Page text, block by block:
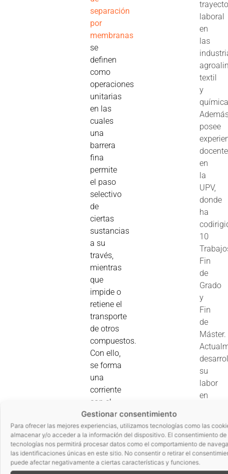
Gestionar consentimiento
Para ofrecer las mejores experiencias, utilizamos tecnologías como las
almacenar y/o acceder a la información del dispositivo. El consentimiento de
tecnologías nos permitirá procesar datos como el comportamiento de
las identificaciones únicas en este sitio. No consentir o retirar el
puede afectar negativamente a ciertas características y funciones.
separación
por
membranas
se
definen
como
operaciones
unitarias
en las
cuales
una
barrera
fina
permite
el paso
selectivo
de
ciertas
sustancias
a su
través,
mientras
que
impide o
retiene el
transporte
de otros
compuestos.
Con ello,
se forma
una
corriente
con el
material
que ha
pasado
a través
de la
laboral
en
las
textil
y
posee
docente
en
la
UPV,
donde
ha
10
Fin
de
Grado
y
Fin
de
Máster.
su
labor
en
de
de
AINIA,